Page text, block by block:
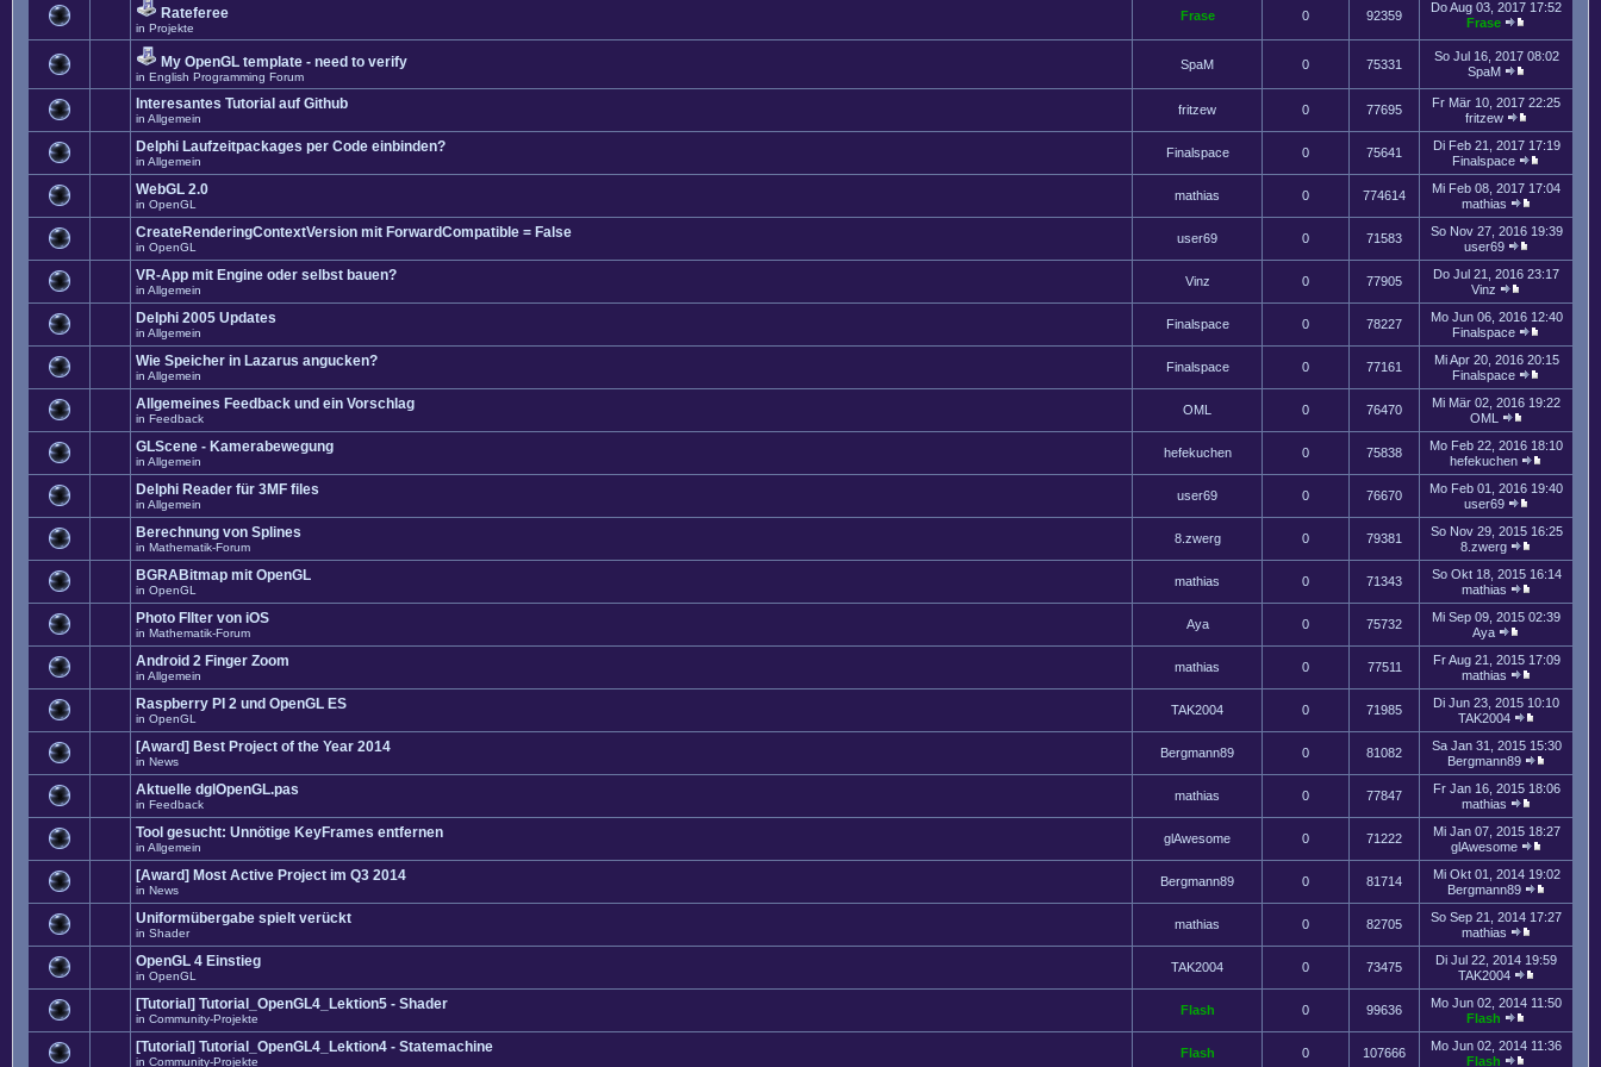
Rateferee
in Projekte
Frase 0 92359
Do Aug 03, 2017 17:52
Frase
My OpenGL template - need to verify
in English Programming Forum
SpaM 0 75331
So Jul 16, 2017 08:02
SpaM
Interesantes Tutorial auf Github
in Allgemein
fritzew 0 77695
Fr Mär 10, 2017 22:25
fritzew
Delphi Laufzeitpackages per Code einbinden?
in Allgemein
Finalspace 0 75641
Di Feb 21, 2017 17:19
Finalspace
WebGL 2.0
in OpenGL
mathias 0 774614
Mi Feb 08, 2017 17:04
mathias
CreateRenderingContextVersion mit ForwardCompatible = False
in OpenGL
user69 0 71583
So Nov 27, 2016 19:39
user69
VR-App mit Engine oder selbst bauen?
in Allgemein
Vinz 0 77905
Do Jul 21, 2016 23:17
Vinz
Delphi 2005 Updates
in Allgemein
Finalspace 0 78227
Mo Jun 06, 2016 12:40
Finalspace
Wie Speicher in Lazarus angucken?
in Allgemein
Finalspace 0 77161
Mi Apr 20, 2016 20:15
Finalspace
Allgemeines Feedback und ein Vorschlag
in Feedback
OML 0 76470
Mi Mär 02, 2016 19:22
OML
GLScene - Kamerabewegung
in Allgemein
hefekuchen 0 75838
Mo Feb 22, 2016 18:10
hefekuchen
Delphi Reader für 3MF files
in Allgemein
user69 0 76670
Mo Feb 01, 2016 19:40
user69
Berechnung von Splines
in Mathematik-Forum
8.zwerg 0 79381
So Nov 29, 2015 16:25
8.zwerg
BGRABitmap mit OpenGL
in OpenGL
mathias 0 71343
So Okt 18, 2015 16:14
mathias
Photo FIlter von iOS
in Mathematik-Forum
Aya 0 75732
Mi Sep 09, 2015 02:39
Aya
Android 2 Finger Zoom
in Allgemein
mathias 0 77511
Fr Aug 21, 2015 17:09
mathias
Raspberry PI 2 und OpenGL ES
in OpenGL
TAK2004 0 71985
Di Jun 23, 2015 10:10
TAK2004
[Award] Best Project of the Year 2014
in News
Bergmann89 0 81082
Sa Jan 31, 2015 15:30
Bergmann89
Aktuelle dglOpenGL.pas
in Feedback
mathias 0 77847
Fr Jan 16, 2015 18:06
mathias
Tool gesucht: Unnötige KeyFrames entfernen
in Allgemein
glAwesome 0 71222
Mi Jan 07, 2015 18:27
glAwesome
[Award] Most Active Project im Q3 2014
in News
Bergmann89 0 81714
Mi Okt 01, 2014 19:02
Bergmann89
Uniformübergabe spielt verückt
in Shader
mathias 0 82705
So Sep 21, 2014 17:27
mathias
OpenGL 4 Einstieg
in OpenGL
TAK2004 0 73475
Di Jul 22, 2014 19:59
TAK2004
[Tutorial] Tutorial_OpenGL4_Lektion5 - Shader
in Community-Projekte
Flash 0 99636
Mo Jun 02, 2014 11:50
Flash
[Tutorial] Tutorial_OpenGL4_Lektion4 - Statemachine
in Community-Projekte
Flash 0 107666
Mo Jun 02, 2014 11:36
Flash